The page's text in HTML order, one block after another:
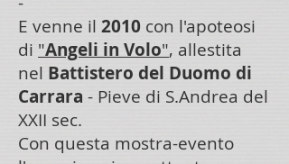
E venne il 2010 con l'apoteosi
di "Angeli in Volo", allestita
nel Battistero del Duomo di
Carrara - Pieve di S.Andrea del
XXII sec.
Con questa mostra-evento